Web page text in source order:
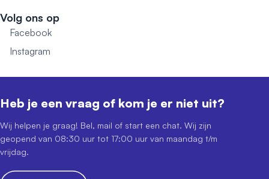
Volg ons op
Facebook
Instagram
Heb je een vraag of kom je er niet uit?
Wij helpen je graag! Bel, mail of start een chat. Wij zijn
geopend van 08:30 uur tot 17:00 uur van maandag t/m
vrijdag.